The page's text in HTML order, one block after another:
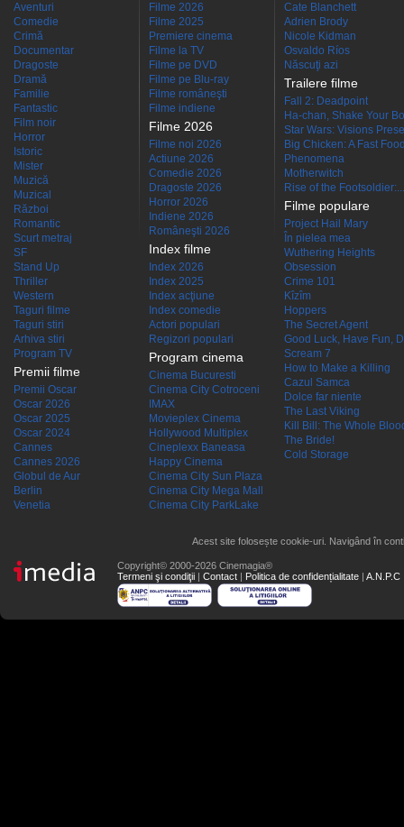
Aventuri
Comedie
Crimă
Documentar
Dragoste
Dramă
Familie
Fantastic
Film noir
Horror
Istoric
Mister
Muzică
Muzical
Război
Romantic
Scurt metraj
SF
Stand Up
Thriller
Western
Taguri filme
Taguri stiri
Arhiva stiri
Program TV
Premii filme
Premii Oscar
Oscar 2026
Oscar 2025
Oscar 2024
Cannes
Cannes 2026
Globul de Aur
Berlin
Venetia
Filme 2026
Filme 2025
Premiere cinema
Filme la TV
Filme pe DVD
Filme pe Blu-ray
Filme româneşti
Filme indiene
Filme 2026
Filme noi 2026
Actiune 2026
Comedie 2026
Dragoste 2026
Horror 2026
Indiene 2026
Româneşti 2026
Index filme
Index 2026
Index 2025
Index acţiune
Index comedie
Actori populari
Regizori populari
Program cinema
Cinema Bucuresti
Cinema City Cotroceni
IMAX
Movieplex Cinema
Hollywood Multiplex
Cineplexx Baneasa
Happy Cinema
Cinema City Sun Plaza
Cinema City Mega Mall
Cinema City ParkLake
Cate Blanchett
Adrien Brody
Nicole Kidman
Osvaldo Ríos
Născuţi azi
Trailere filme
Fall 2: Deadpoint
Ha-chan, Shake Your
Star Wars: Visions
Big Chicken: A Fast
Phenomena
Motherwitch
Rise of the Footsoldier:...
Filme populare
Project Hail Mary
În pielea mea
Wuthering Heights
Obsession
Crime 101
Kîzîm
Hoppers
The Secret Agent
Good Luck, Have Fun,
Scream 7
How to Make a Killing
Cazul Samca
Dolce far niente
The Last Viking
Kill Bill: The Whole
The Bride!
Cold Storage
Acest site folosește cookie-uri. Navigând în
Copyright© 2000-2026 Cinemagia®
Termeni şi condiţii | Contact | Politica de confidențialitate | A.N.P.C